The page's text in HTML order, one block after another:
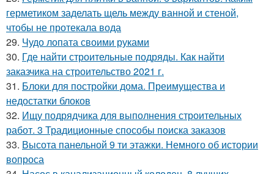
герметиком заделать щель между ванной и стеной,
чтобы не протекала вода
29. Чудо лопата своими руками
30. Где найти строительные подряды. Как найти
заказчика на строительство 2021 г.
31. Блоки для постройки дома. Преимущества и
недостатки блоков
32. Ищу подрядчика для выполнения строительных
работ. 3 Традиционные способы поиска заказов
33. Высота панельной 9 ти этажки. Немного об истории
вопроса